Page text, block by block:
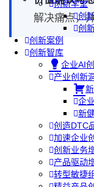
创新学堂
创
创
创新案例
创新智库
企业AI
产业创新
企
新
创造DTC
加速企业
创新业务
产品驱动
转型敏捷
解决痛点，